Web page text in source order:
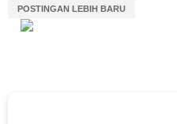
POSTINGAN LEBIH BARU